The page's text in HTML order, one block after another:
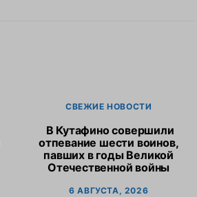
СВЕЖИЕ НОВОСТИ
В Кутафино совершили
отпевание шести воинов,
павших в годы Великой
Отечественной войны
6 АВГУСТА, 2026